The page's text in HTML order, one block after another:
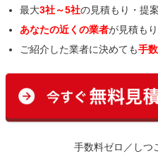
最大3社～5社の見積もり・提
あなたの近くの業者が見積も
ご紹介した業者に決めても手
手数料ゼロ／しつ